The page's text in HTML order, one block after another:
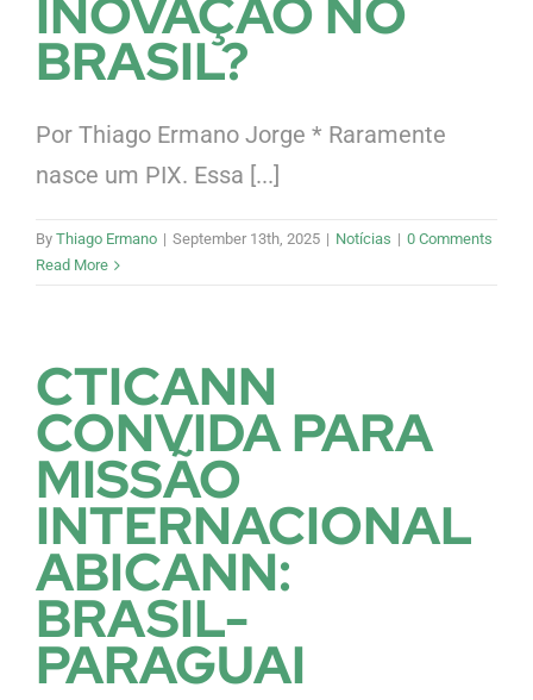
INOVAÇÃO NO
BRASIL?
Por Thiago Ermano Jorge * Raramente
nasce um PIX. Essa [...]
By Thiago Ermano | September 13th, 2025 | Notícias | 0 Comments
Read More
CTICANN
CONVIDA PARA
MISSÃO
INTERNACIONAL
ABICANN:
BRASIL-
PARAGUAI